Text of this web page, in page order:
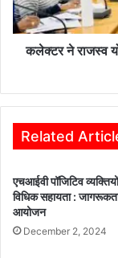
समीक्षा,
कार्यों
कलेक्टर ने राजस्व
Related
एचआईवी पॉजिटिव
विधिक सहायता : जागरूकता
आयोजन
December 2, 2024